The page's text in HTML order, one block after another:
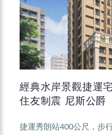
經典水岸景觀捷運
住友制震 尼斯公爵
捷運秀朗站400公尺，步